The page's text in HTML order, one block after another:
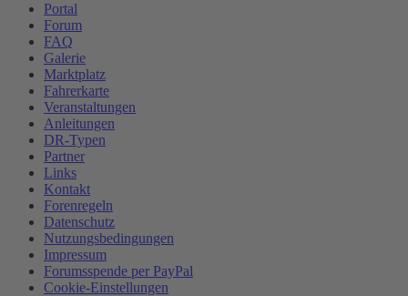
Portal
Forum
FAQ
Galerie
Marktplatz
Fahrerkarte
Veranstaltungen
Anleitungen
DR-Typen
Partner
Links
Kontakt
Forenregeln
Datenschutz
Nutzungsbedingungen
Impressum
Forumsspende per PayPal
Cookie-Einstellungen